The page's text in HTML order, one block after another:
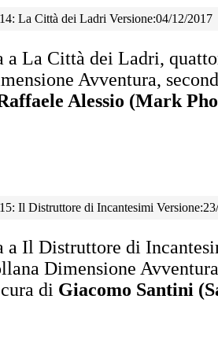
La Città dei Ladri Versione:04/12/2017
a La Città dei Ladri,
Avventura,
Alessio (Mark
Il Distruttore di Incantesimi
a Il Distruttore di
Dimensione
di Giacomo Santini